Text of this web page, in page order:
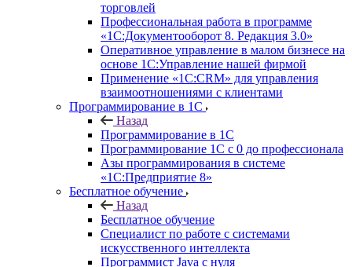
торговлей
Профессиональная работа в программе
«1С:Документооборот 8. Редакция 3.0»
Оперативное управление в малом бизнесе на
основе 1С:Управление нашей фирмой
Применение «1С:CRM» для управления
взаимоотношениями с клиентами
Программирование в 1С
Назад
Программирование в 1С
Программирование 1С с 0 до профессионала
Азы программирования в системе
«1С:Предприятие 8»
Бесплатное обучение
Назад
Бесплатное обучение
Специалист по работе с системами
искусственного интеллекта
Программист Java с нуля